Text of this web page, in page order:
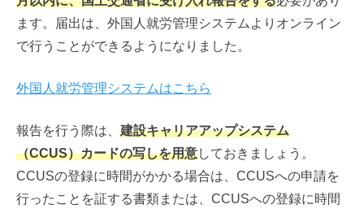
ます。届出は、外国人就労管理システムよりオンライン
で行うことができるようになりました。
外国人就労管理システムはこちら
報告を行う際は、 建設キャリアアップシステム
（CCUS）カードの写しを用意しておきましょう。
CCUSの登録に時間がかかる場合は、CCUSへの申請を
行ったことを証する書類または、CCUSへの登録に時間